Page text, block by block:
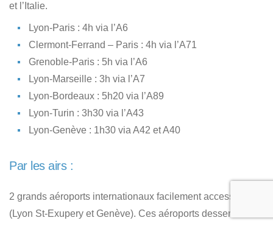
et l’Italie.
Lyon-Paris : 4h via l’A6
Clermont-Ferrand – Paris : 4h via l’A71
Grenoble-Paris : 5h via l’A6
Lyon-Marseille : 3h via l’A7
Lyon-Bordeaux : 5h20 via l’A89
Lyon-Turin : 3h30 via l’A43
Lyon-Genève : 1h30 via A42 et A40
Par les airs :
2 grands aéroports internationaux facilement accessibles
(Lyon St-Exupery et Genève). Ces aéroports desservent